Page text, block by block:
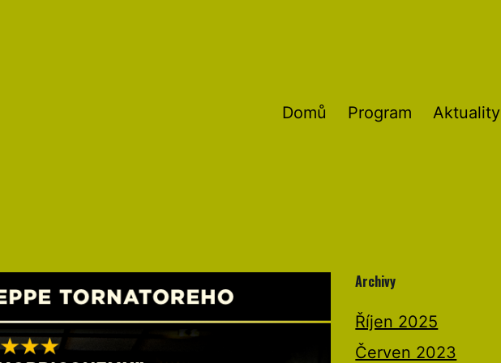
Domů Program Aktuality
Archivy
Říjen 2025
Červen 2023